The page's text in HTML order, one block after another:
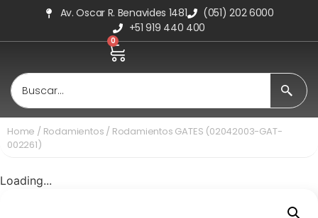
Av. Oscar R. Benavides 1481
(051) 202 6000
+51 919 440 400
0
Home / Rodamientos / Rodamientos GATES (02042003-GAT-
002261)
Loading...